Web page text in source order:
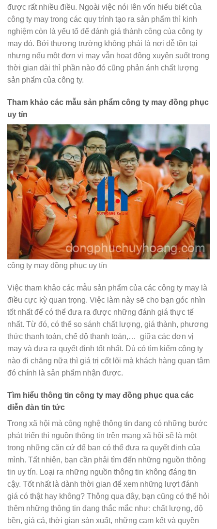
được rất nhiều điều. Ngoài việc nói lên vốn hiểu biết của
công ty may trong các quy trình tạo ra sản phẩm thì kinh
nghiệm còn là yếu tố để đánh giá thành công của công ty
may đó. Bởi thương trường không phải là nơi dễ tồn tại
nhưng nếu một đơn vị may vẫn hoạt động xuyên suốt trong
thời gian dài thì phần nào đó cũng phản ánh chất lượng
sản phẩm của công ty.
Tham khảo các mẫu sản phẩm công ty may đồng phục
uy tín
công ty may đồng phục uy tín
Việc tham khảo các mẫu sản phẩm của các công ty may là
điều cực kỳ quan trọng. Việc làm này sẽ cho bạn góc nhìn
tốt nhất để có thể đưa ra được những đánh giá thực tế
nhất. Từ đó, có thể so sánh chất lượng, giá thành, phương
thức thanh toán, chế độ thanh toán,… giữa các đơn vị
may và đưa ra quyết định tốt nhất. Dù có tìm kiếm công ty
nào đi chăng nữa thì giá trị cốt lõi mà khách hàng quan tâm
đó chính là sản phẩm nhận được.
Tìm hiểu thông tin công ty may đồng phục qua các
diễn đàn tin tức
Trong xã hội mà công nghệ thông tin đang có những bước
phát triển thì nguồn thông tin trên mạng xã hội sẽ là một
trong những căn cứ để bạn có thể đưa ra quyết định của
mình. Tất nhiên, bạn cần phải tìm đến những nguồn thông
tin uy tín. Loại ra những nguồn thông tin không đáng tin
cậy. Tốt nhất là dành thời gian để xem những lượt đánh
giá có thật hay không? Thông qua đây, bạn cũng có thể hỏi
thêm những thông tin đang thắc mắc như: chất lượng, độ
bền, giá cả, thời gian sản xuất, những cam kết và quyền